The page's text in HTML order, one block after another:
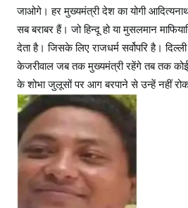
जाओगे। हर मुख्यमंत्री देश का योगी
सब बराबर हैं। जो हिन्दू हो या मुसलमान
देता है। जिसके लिए राजधर्म सर्वोपरि है।
केजरीवाल जब तक मुख्यमंत्री रहेंगे तब तक कोई
के शोभा जुलूसों पर आग बरपाने से उन्हें नहीं